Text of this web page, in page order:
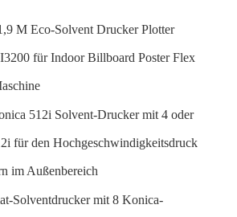
M Eco-Solvent Drucker Plotter
für Indoor Billboard Poster Flex
512i Solvent-Drucker mit 4 oder
für den Hochgeschwindigkeitsdruck
im Außenbereich
Solventdrucker mit 8 Konica-